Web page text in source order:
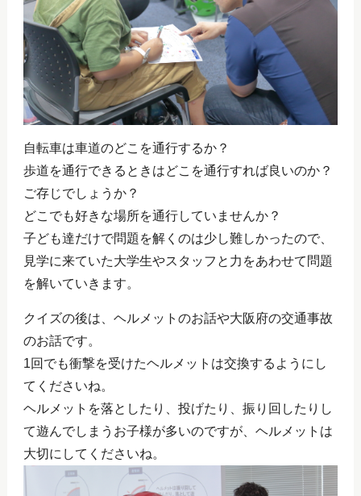
自転車は車道のどこを通行するか？
歩道を通行できるときはどこを通行すれば良いのか？
ご存じでしょうか？
どこでも好きな場所を通行していませんか？
子ども達だけで問題を解くのは少し難しかったので、
見学に来ていた大学生やスタッフと力をあわせて問題
を解いていきます。
クイズの後は、ヘルメットのお話や大阪府の交通事故
のお話です。
1回でも衝撃を受けたヘルメットは交換するようにし
てくださいね。
ヘルメットを落としたり、投げたり、振り回したりし
て遊んでしまうお子様が多いのですが、ヘルメットは
大切にしてくださいね。